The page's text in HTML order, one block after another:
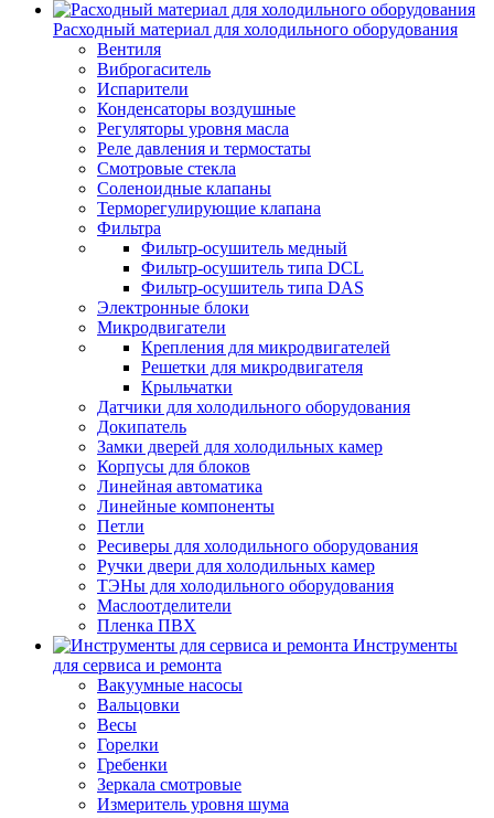
Расходный материал для холодильного оборудования
Вентиля
Виброгаситель
Испарители
Конденсаторы воздушные
Регуляторы уровня масла
Реле давления и термостаты
Смотровые стекла
Соленоидные клапаны
Терморегулирующие клапана
Фильтра
Фильтр-осушитель медный
Фильтр-осушитель типа DCL
Фильтр-осушитель типа DAS
Электронные блоки
Микродвигатели
Крепления для микродвигателей
Решетки для микродвигателя
Крыльчатки
Датчики для холодильного оборудования
Докипатель
Замки дверей для холодильных камер
Корпусы для блоков
Линейная автоматика
Линейные компоненты
Петли
Ресиверы для холодильного оборудования
Ручки двери для холодильных камер
ТЭНы для холодильного оборудования
Маслоотделители
Пленка ПВХ
Инструменты
для сервиса и ремонта
Вакуумные насосы
Вальцовки
Весы
Горелки
Гребенки
Зеркала смотровые
Измеритель уровня шума